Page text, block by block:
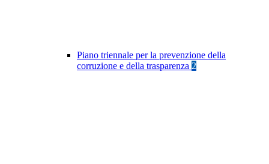
Piano triennale per la prevenzione della
corruzione e della trasparenza 2